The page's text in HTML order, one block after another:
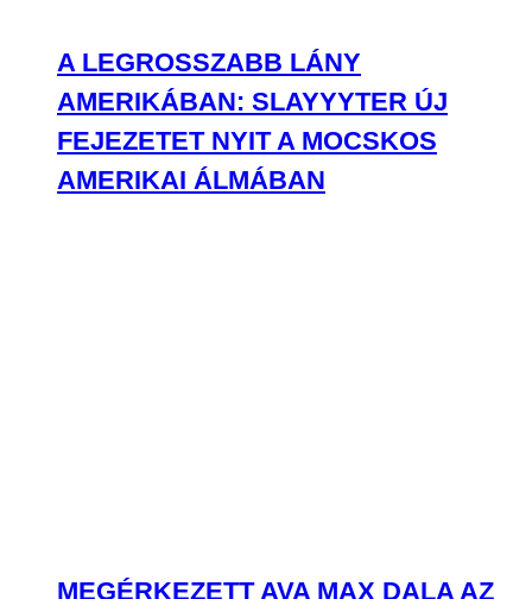
A LEGROSSZABB LÁNY
AMERIKÁBAN: SLAYYYTER ÚJ
FEJEZETET NYIT A MOCSKOS
AMERIKAI ÁLMÁBAN
MEGÉRKEZETT AVA MAX DALA AZ